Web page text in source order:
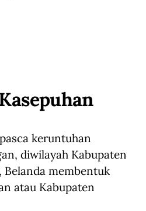
keruntuhan
diwilayah Kabupaten
membentuk
atau Kabupaten